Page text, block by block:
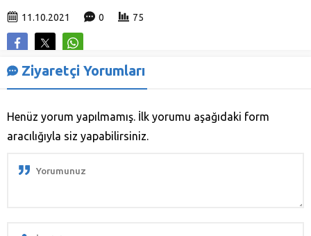
11.10.2021 0 75
Ziyaretçi Yorumları
Henüz yorum yapılmamış. İlk yorumu aşağıdaki form
aracılığıyla siz yapabilirsiniz.